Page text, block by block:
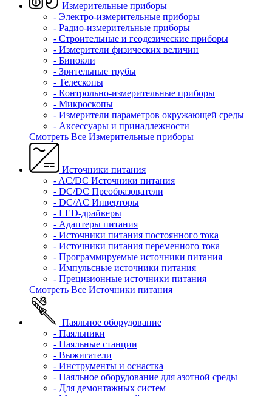
Измерительные приборы
- Электро-измерительные приборы
- Радио-измерительные приборы
- Строительные и геодезические приборы
- Измерители физических величин
- Бинокли
- Зрительные трубы
- Телескопы
- Контрольно-измерительные приборы
- Микроскопы
- Измерители параметров окружающей среды
- Аксессуары и принадлежности
Смотреть Все Измерительные приборы
Источники питания
- AC/DC Источники питания
- DC/DC Преобразователи
- DC/AC Инверторы
- LED-драйверы
- Адаптеры питания
- Источники питания постоянного тока
- Источники питания переменного тока
- Программируемые источники питания
- Импульсные источники питания
- Прецизионные источники питания
Смотреть Все Источники питания
Паяльное оборудование
- Паяльники
- Паяльные станции
- Выжигатели
- Инструменты и оснастка
- Паяльное оборудование для азотной среды
- Для демонтажных систем